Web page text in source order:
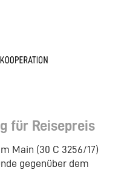
für Reisepreis
Main (30 C 3256/17)
gegenüber dem